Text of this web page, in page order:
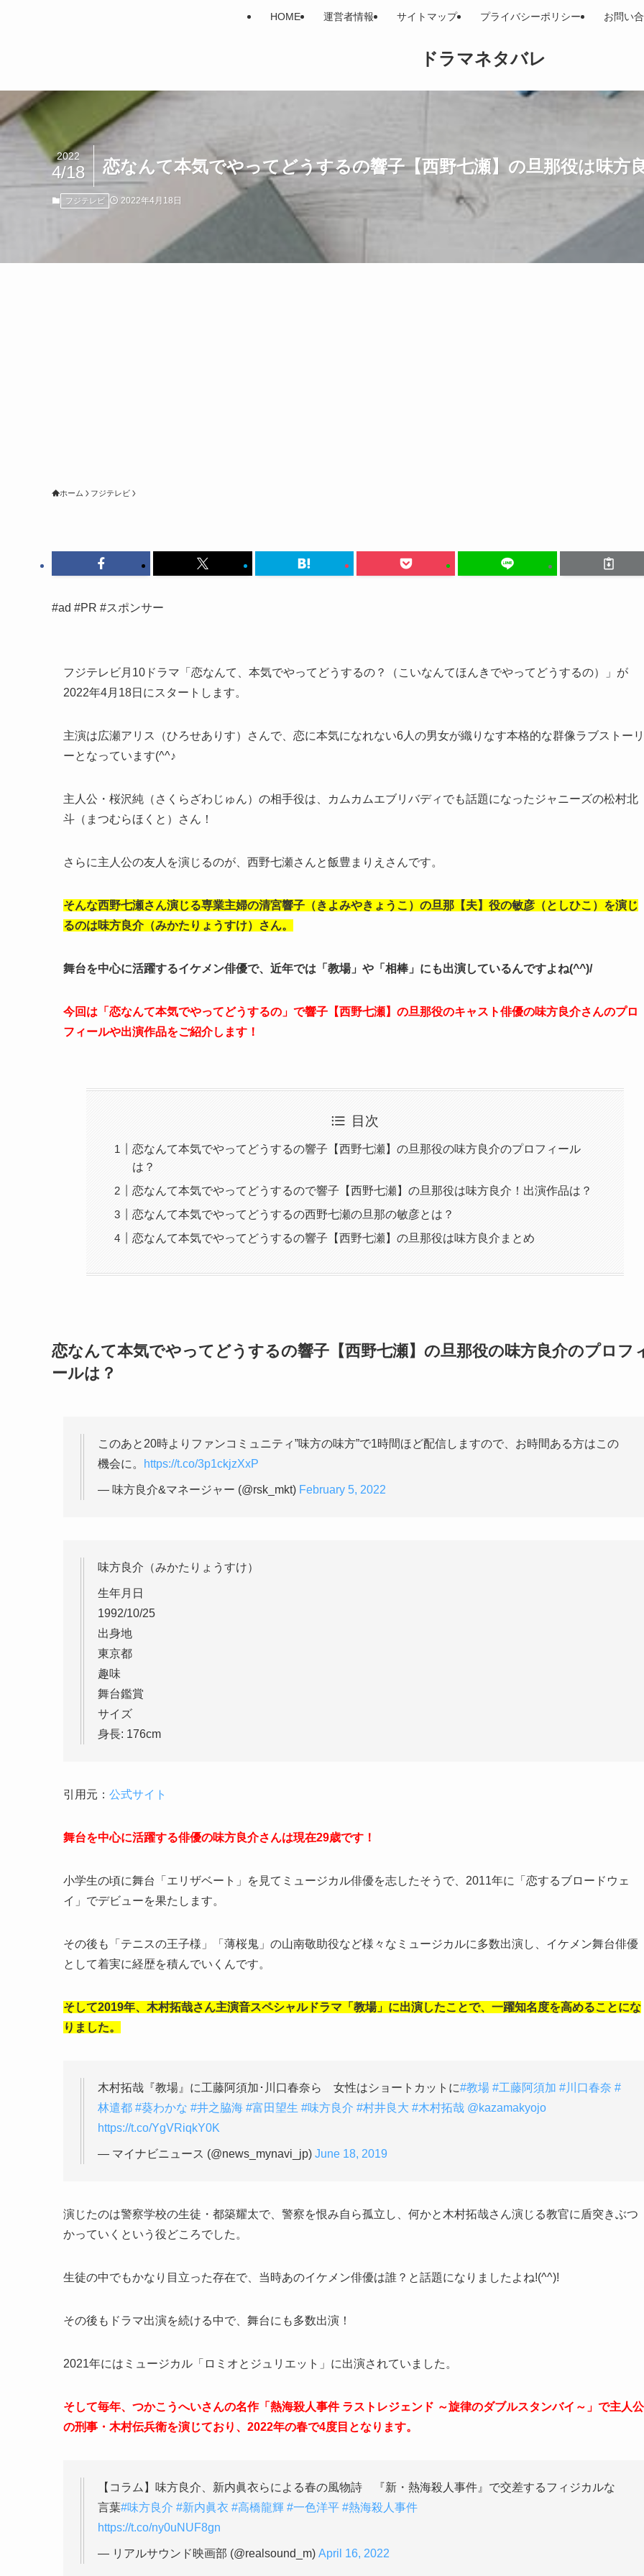
ドラマネタバレ
HOME 運営者情報 サイトマップ プライバシーポリシー お問い
恋なんて本気でやってどうするの響子【西野七瀬】の旦那役は味方
2022
4/18
フジテレビ 2022年4月18日
ホーム フジテレビ
#ad #PR #スポンサー
フジテレビ月10ドラマ「恋なんて、本気でやってどうするの？（こいなんてほんきでやってどうするの）」が
2022年4月18日にスタートします。
主演は広瀬アリス（ひろせありす）さんで、恋に本気になれない6人の男女が織りなす本格的な群像ラブストーリ
ーとなっています(^^♪
主人公・桜沢純（さくらざわじゅん）の相手役は、カムカムエブリバディでも話題になったジャニーズの松村北
斗（まつむらほくと）さん！
さらに主人公の友人を演じるのが、西野七瀬さんと飯豊まりえさんです。
そんな西野七瀬さん演じる専業主婦の清宮響子（きよみやきょうこ）の旦那【夫】役の敏彦（としひこ）を演じ
るのは味方良介（みかたりょうすけ）さん。
舞台を中心に活躍するイケメン俳優で、近年では「教場」や「相棒」にも出演しているんですよね(^^)/
今回は「恋なんて本気でやってどうするの」で響子【西野七瀬】の旦那役のキャスト俳優の味方良介さんのプロ
フィールや出演作品をご紹介します！
目次
恋なんて本気でやってどうするの響子【西野七瀬】の旦那役の味方良介のプロフィール
は？
恋なんて本気でやってどうするので響子【西野七瀬】の旦那役は味方良介！出演作品は？
恋なんて本気でやってどうするの西野七瀬の旦那の敏彦とは？
恋なんて本気でやってどうするの響子【西野七瀬】の旦那役は味方良介まとめ
恋なんて本気でやってどうするの響子【西野七瀬】の旦那役の味方良介のプロフ
ールは？
このあと20時よりファンコミュニティ”味方の味方”で1時間ほど配信しますので、お時間ある方はこの
機会に。
https://t.co/3p1ckjzXxP
— 味方良介&マネージャー (@rsk_mkt) February 5, 2022
味方良介（みかたりょうすけ）
生年月日
1992/10/25
出身地
東京都
趣味
舞台鑑賞
サイズ
身長: 176cm
引用元： 公式サイト
舞台を中心に活躍する俳優の味方良介さんは現在29歳です！
小学生の頃に舞台「エリザベート」を見てミュージカル俳優を志したそうで、2011年に「恋するブロードウェ
イ」でデビューを果たします。
その後も「テニスの王子様」「薄桜鬼」の山南敬助役など様々なミュージカルに多数出演し、イケメン舞台俳優
として着実に経歴を積んでいくんです。
そして2019年、木村拓哉さん主演音スペシャルドラマ「教場」に出演したことで、一躍知名度を高めることにな
りました。
木村拓哉『教場』に工藤阿須加･川口春奈ら 女性はショートカットに#教場 #工藤阿須加 #川口春奈 #
林遣都 #葵わかな #井之脇海 #富田望生 #味方良介 #村井良大 #木村拓哉 @kazamakyojo
https://t.co/YgVRiqkY0K
— マイナビニュース (@news_mynavi_jp) June 18, 2019
演じたのは警察学校の生徒・都築耀太で、警察を恨み自ら孤立し、何かと木村拓哉さん演じる教官に盾突きぶつ
かっていくという役どころでした。
生徒の中でもかなり目立った存在で、当時あのイケメン俳優は誰？と話題になりましたよね!(^^)!
その後もドラマ出演を続ける中で、舞台にも多数出演！
2021年にはミュージカル「ロミオとジュリエット」に出演されていました。
そして毎年、つかこうへいさんの名作「熱海殺人事件 ラストレジェンド ～旋律のダブルスタンバイ～」で主人公
の刑事・木村伝兵衛を演じており、2022年の春で4度目となります。
【コラム】味方良介、新内眞衣らによる春の風物詩 『新・熱海殺人事件』で交差するフィジカルな
言葉#味方良介 #新内眞衣 #高橋龍輝 #一色洋平 #熱海殺人事件
https://t.co/ny0uNUF8gn
— リアルサウンド映画部 (@realsound_m) April 16, 2022